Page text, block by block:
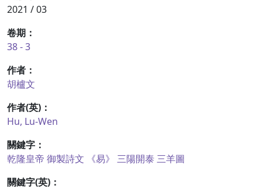
2021 / 03
卷期：
38 - 3
作者：
胡櫨文
作者(英)：
Hu, Lu-Wen
關鍵字：
乾隆皇帝 御製詩文 《易》 三陽開泰三羊圖
關鍵字(英)：